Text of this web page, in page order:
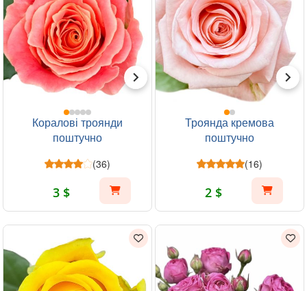
Коралові троянди
поштучно
(36)
3 $
Троянда кремова
поштучно
(16)
2 $